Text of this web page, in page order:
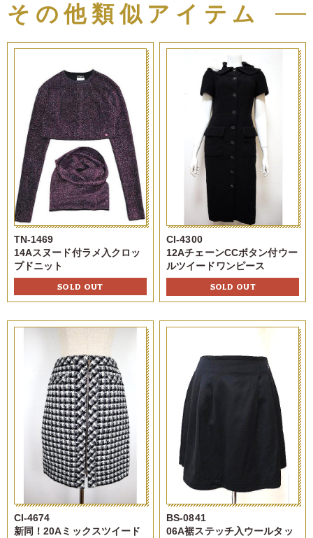
その他類似アイテム
TN-1469
14Aスヌード付ラメ入クロッ
プドニット
SOLD OUT
CI-4300
12AチェーンCCボタン付ウー
ルツイードワンピース
SOLD OUT
CI-4674
新同！20Aミックスツイード
BS-0841
06A裾ステッチ入ウールタッ